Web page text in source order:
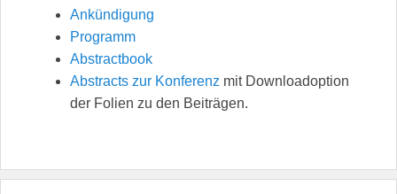
Ankündigung
Programm
Abstractbook
Abstracts zur Konferenz mit Downloadoption
der Folien zu den Beiträgen.